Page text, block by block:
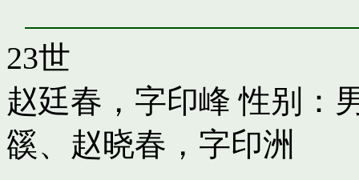
23世
赵廷春，字印峰 性别：
豀、 赵晓春，字印洲